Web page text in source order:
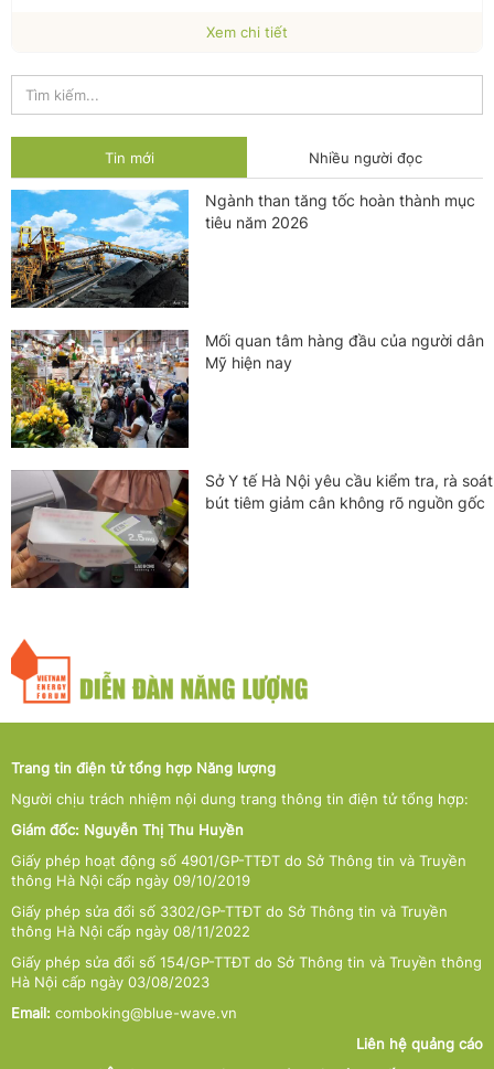
Xem chi tiết
Tin mới Nhiều người đọc
Ngành than tăng tốc hoàn thành mục
tiêu năm 2026
Mối quan tâm hàng đầu của người dân
Mỹ hiện nay
Sở Y tế Hà Nội yêu cầu kiểm tra, rà soát
bút tiêm giảm cân không rõ nguồn gốc
Trang tin điện tử tổng hợp Năng lượng
Người chịu trách nhiệm nội dung trang thông tin điện tử tổng hợp:
Giám đốc: Nguyễn Thị Thu Huyền
Giấy phép hoạt động số 4901/GP-TTĐT do Sở Thông tin và Truyền
thông Hà Nội cấp ngày 09/10/2019
Giấy phép sửa đổi số 3302/GP-TTĐT do Sở Thông tin và Truyền
thông Hà Nội cấp ngày 08/11/2022
Giấy phép sửa đổi số 154/GP-TTĐT do Sở Thông tin và Truyền thông
Hà Nội cấp ngày 03/08/2023
Email: comboking@blue-wave.vn
Liên hệ quảng cáo